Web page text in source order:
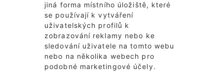
jiná forma místního úložiště, které
se používají k vytváření
uživatelských profilů k
zobrazování reklamy nebo ke
sledování uživatele na tomto webu
nebo na několika webech pro
podobné marketingové účely.